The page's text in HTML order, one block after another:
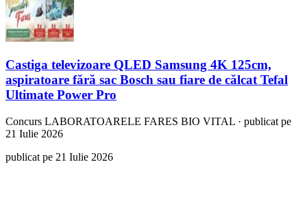
Castiga televizoare QLED Samsung 4K 125cm,
aspiratoare fără sac Bosch sau fiare de călcat Tefal
Ultimate Power Pro
Concurs LABORATOARELE FARES BIO VITAL · publicat pe
21 Iulie 2026
publicat pe 21 Iulie 2026